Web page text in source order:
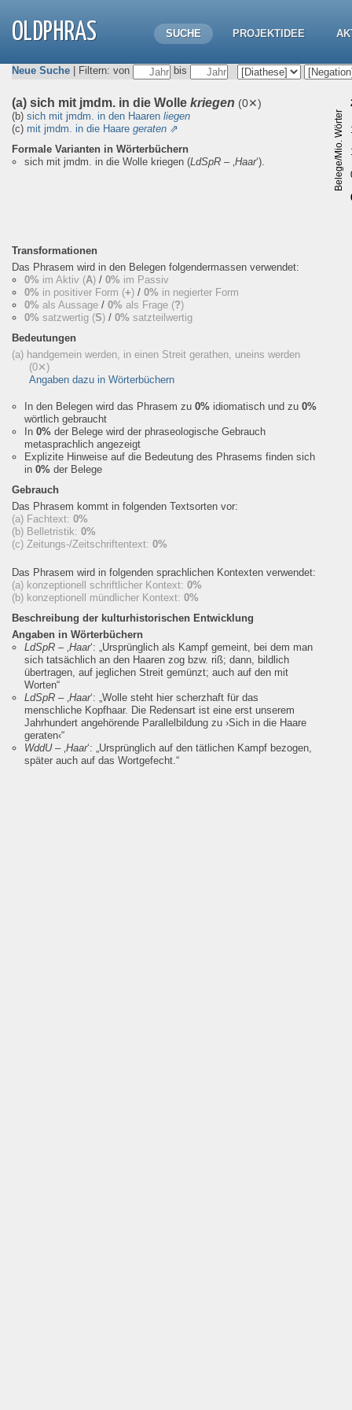
OLDPHRAS SUCHE PROJEKTIDEE
Neue Suche | Filtern: von bis
(a) sich mit jmdm. in die Wolle kriegen (0✕)
(b) sich mit jmdm. in den Haaren liegen
(c) mit jmdm. in die Haare geraten ⇗
Formale Varianten in Wörterbüchern
sich mit jmdm. in die Wolle kriegen (LdSpR – ‚Haar‘). Belege/Mio. Wörter
Transformationen
Das Phrasem wird in den Belegen folgendermassen verwendet:
0% im Aktiv (A) / 0% im Passiv
0% in positiver Form (+) / 0% in negierter Form
0% als Aussage / 0% als Frage (?)
0% satzwertig (S) / 0% satzteilwertig
Bedeutungen
(a) handgemein werden, in einen Streit gerathen, uneins werden
(0✕)
Angaben dazu in Wörterbüchern
In den Belegen wird das Phrasem zu 0% idiomatisch und zu 0%
wörtlich gebraucht
In 0% der Belege wird der phraseologische Gebrauch
metasprachlich angezeigt
Explizite Hinweise auf die Bedeutung des Phrasems finden sich
in 0% der Belege
Gebrauch
Das Phrasem kommt in folgenden Textsorten vor:
(a) Fachtext: 0%
(b) Belletristik: 0%
(c) Zeitungs-/Zeitschriftentext: 0%
Das Phrasem wird in folgenden sprachlichen Kontexten verwendet:
(a) konzeptionell schriftlicher Kontext: 0%
(b) konzeptionell mündlicher Kontext: 0%
Beschreibung der kulturhistorischen Entwicklung
Angaben in Wörterbüchern
LdSpR – ‚Haar‘: „Ursprünglich als Kampf gemeint, bei dem man
sich tatsächlich an den Haaren zog bzw. riß; dann, bildlich
übertragen, auf jeglichen Streit gemünzt; auch auf den mit
Worten“
LdSpR – ‚Haar‘: „Wolle steht hier scherzhaft für das
menschliche Kopfhaar. Die Redensart ist eine erst unserem
Jahrhundert angehörende Parallelbildung zu ›Sich in die Haare
geraten‹“
WddU– ‚Haar‘: „Ursprünglich auf den tätlichen Kampf bezogen,
später auch auf das Wortgefecht.“